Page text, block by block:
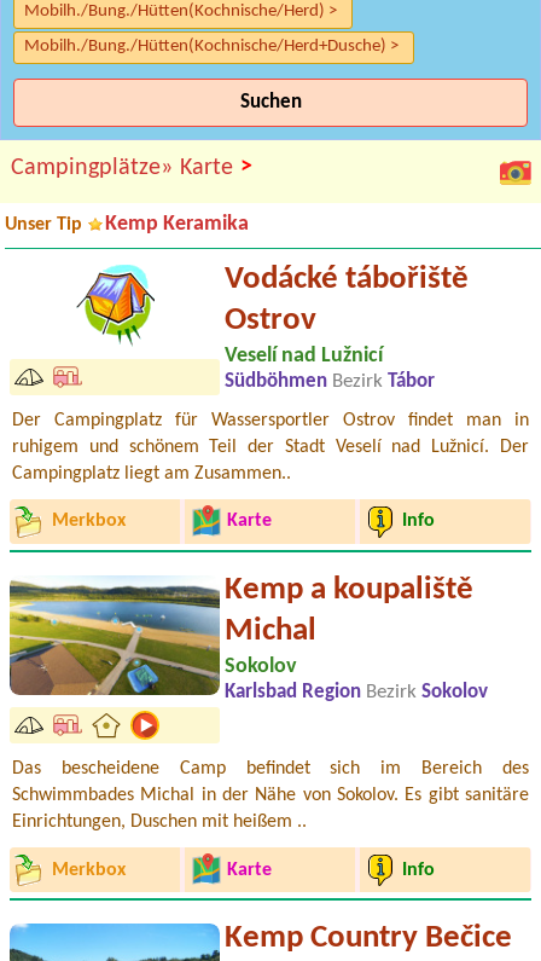
Mobilh./Bung./Hütten(Kochnische/Herd) >
Mobilh./Bung./Hütten(Kochnische/Herd+Dusche) >
Suchen
Campingplätze» Karte >
Unser Tip Kemp Keramika
Vodácké tábořiště
Ostrov
Veselí nad Lužnicí
Südböhmen Bezirk
Tábor
Der Campingplatz für Wassersportler Ostrov findet man in
ruhigem und schönem Teil der Stadt Veselí nad Lužnicí. Der
Campingplatz liegt am Zusammen..
Merkbox Karte Info
Kemp a koupaliště
Michal
Sokolov
Karlsbad Region Bezirk Sokolov
Das bescheidene Camp befindet sich im Bereich des
Schwimmbades Michal in der Nähe von Sokolov. Es gibt sanitäre
Einrichtungen, Duschen mit heißem ..
Merkbox Karte Info
Kemp Country Bečice